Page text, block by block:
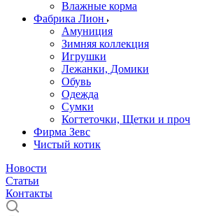
Влажные корма
Фабрика Лион
Амуниция
Зимняя коллекция
Игрушки
Лежанки, Домики
Обувь
Одежда
Сумки
Когтеточки, Щетки и проч
Фирма Зевс
Чистый котик
Новости
Статьи
Контакты